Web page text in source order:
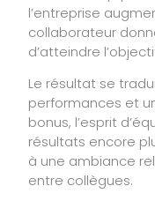
l’entreprise
collaborateur
d’atteindre
Le résultat se
performances et
bonus, l’esprit
résultats encore
à une ambiance
entre collègues.